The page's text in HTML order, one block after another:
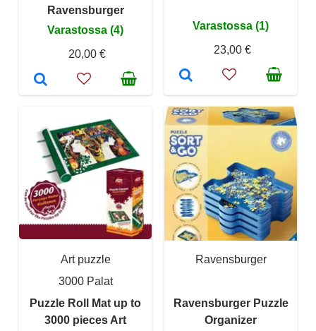
Ravensburger
Varastossa (4)
20,00 €
Varastossa (1)
23,00 €
Art puzzle
3000 Palat
Puzzle Roll Mat up to
3000 pieces Art
Ravensburger
Ravensburger Puzzle
Organizer